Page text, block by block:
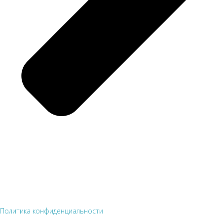
Политика конфиденциальности